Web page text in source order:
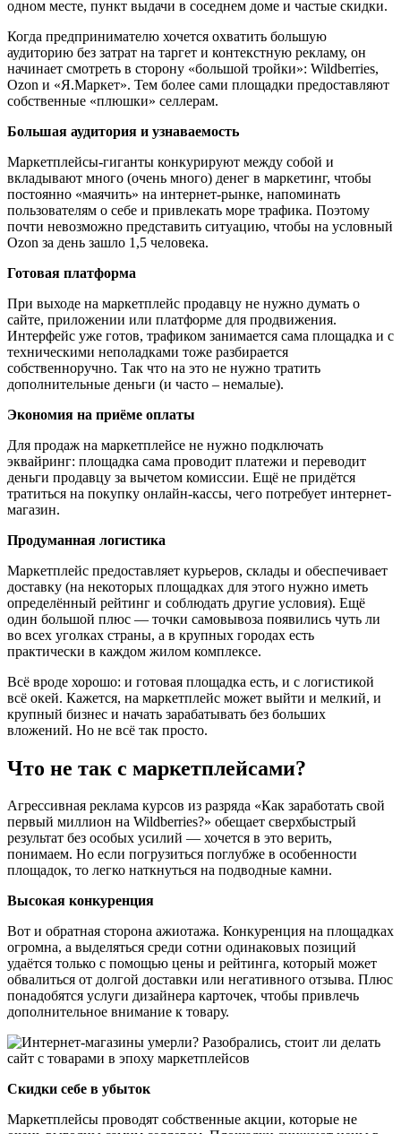
одном месте, пункт выдачи в соседнем доме и частые скидки.
Когда предпринимателю хочется охватить большую
аудиторию без затрат на таргет и контекстную рекламу, он
начинает смотреть в сторону «большой тройки»: Wildberries,
Ozon и «Я.Маркет». Тем более сами площадки предоставляют
собственные «плюшки» селлерам.
Большая аудитория и узнаваемость
Маркетплейсы-гиганты конкурируют между собой и
вкладывают много (очень много) денег в маркетинг, чтобы
постоянно «маячить» на интернет-рынке, напоминать
пользователям о себе и привлекать море трафика. Поэтому
почти невозможно представить ситуацию, чтобы на условный
Ozon за день зашло 1,5 человека.
Готовая платформа
При выходе на маркетплейс продавцу не нужно думать о
сайте, приложении или платформе для продвижения.
Интерфейс уже готов, трафиком занимается сама площадка и с
техническими неполадками тоже разбирается
собственноручно. Так что на это не нужно тратить
дополнительные деньги (и часто – немалые).
Экономия на приёме оплаты
Для продаж на маркетплейсе не нужно подключать
эквайринг: площадка сама проводит платежи и переводит
деньги продавцу за вычетом комиссии. Ещё не придётся
тратиться на покупку онлайн-кассы, чего потребует интернет-
магазин.
Продуманная логистика
Маркетплейс предоставляет курьеров, склады и обеспечивает
доставку (на некоторых площадках для этого нужно иметь
определённый рейтинг и соблюдать другие условия). Ещё
один большой плюс — точки самовывоза появились чуть ли
во всех уголках страны, а в крупных городах есть
практически в каждом жилом комплексе.
Всё вроде хорошо: и готовая площадка есть, и с логистикой
всё окей. Кажется, на маркетплейс может выйти и мелкий, и
крупный бизнес и начать зарабатывать без больших
вложений. Но не всё так просто.
Что не так с маркетплейсами?
Агрессивная реклама курсов из разряда «Как заработать свой
первый миллион на Wildberries?» обещает сверхбыстрый
результат без особых усилий — хочется в это верить,
понимаем. Но если погрузиться поглубже в особенности
площадок, то легко наткнуться на подводные камни.
Высокая конкуренция
Вот и обратная сторона ажиотажа. Конкуренция на площадках
огромна, а выделяться среди сотни одинаковых позиций
удаётся только с помощью цены и рейтинга, который может
обвалиться от долгой доставки или негативного отзыва. Плюс
понадобятся услуги дизайнера карточек, чтобы привлечь
дополнительное внимание к товару.
Скидки себе в убыток
Маркетплейсы проводят собственные акции, которые не